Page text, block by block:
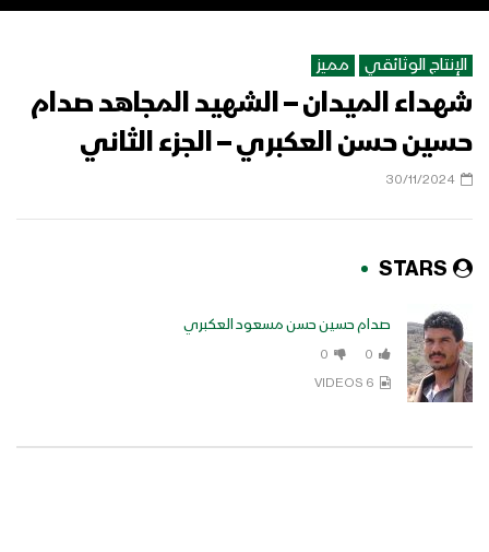
الإنتاج الوثائقي مميز
شهداء الميدان – الشهيد المجاهد صدام
حسين حسن العكبري – الجزء الثاني
30/11/2024
STARS
صدام حسين حسن مسعود العكبري
0
0
6 VIDEOS